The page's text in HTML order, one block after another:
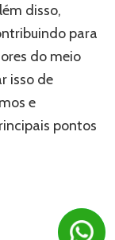
disso,
para
do meio
isso de
e
pontos